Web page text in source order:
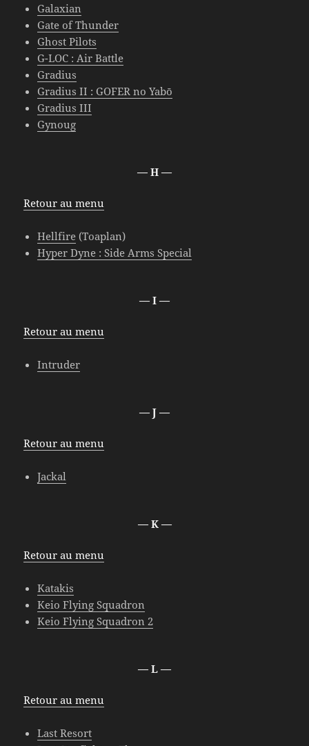
Galaxian
Gate of Thunder
Ghost Pilots
G-LOC : Air Battle
Gradius
Gradius II : GOFER no Yabō
Gradius III
Gynoug
— H —
Retour au menu
Hellfire (Toaplan)
Hyper Dyne : Side Arms Special
— I —
Retour au menu
Intruder
— J —
Retour au menu
Jackal
— K —
Retour au menu
Katakis
Keio Flying Squadron
Keio Flying Squadron 2
— L —
Retour au menu
Last Resort